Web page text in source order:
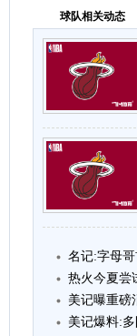
球队相关动态
名记:字母
热火今夏尝
美记曝重磅
美记爆料: